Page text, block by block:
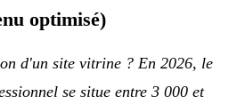
optimisé)
d'un site vitrine ? En 2026, le
se situe entre 3 000 et